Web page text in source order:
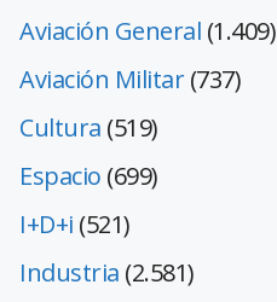
Aviación General (1.409)
Aviación Militar(737)
Cultura (519)
Espacio (699)
I+D+i (521)
Industria (2.581)